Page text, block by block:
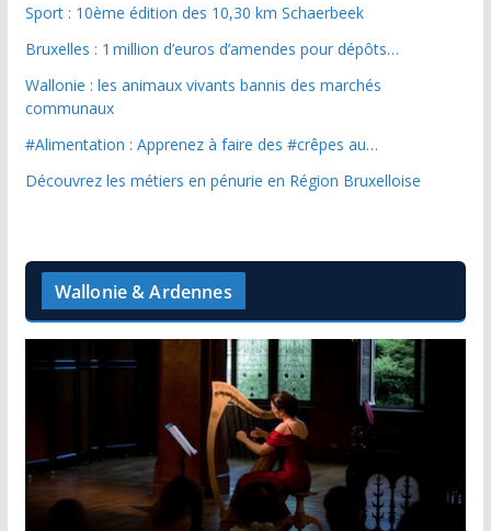
Sport : 10ème édition des 10,30 km Schaerbeek
Bruxelles : 1 million d’euros d’amendes pour dépôts…
Wallonie : les animaux vivants bannis des marchés
communaux
#Alimentation : Apprenez à faire des #crêpes au…
Découvrez les métiers en pénurie en Région Bruxelloise
Wallonie & Ardennes